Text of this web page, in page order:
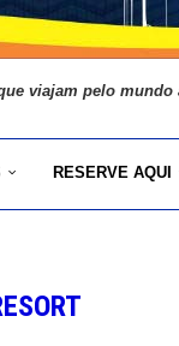
viajam pelo
RESERVE AQUI